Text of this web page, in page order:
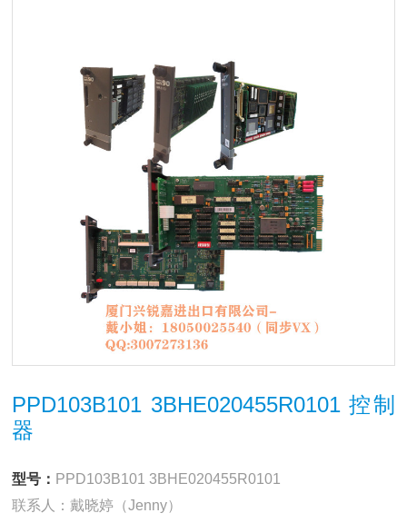
PPD103B101 3BHE020455R0101 控制
器
型号： PPD103B101 3BHE020455R0101
联系人：戴晓婷（Jenny）